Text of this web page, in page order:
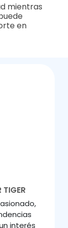
mientras
en
interés